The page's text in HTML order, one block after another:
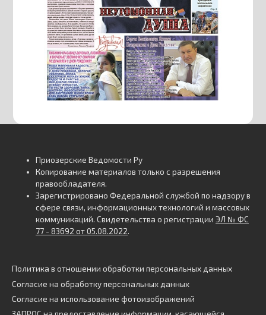
Приозерские Ведомости Ру
Копирование материалов только с разрешения
правообладателя.
Зарегистрировано Федеральной службой по надзору в
сфере связи, информационных технологий и массовых
коммуникаций. Свидетельства о регистрации ЭЛ № ФС
77 - 83692 от 05.08.2022.
Политика в отношении обработки персональных данных
Согласие на обработку персональных данных
Согласие на использование фотоизображений